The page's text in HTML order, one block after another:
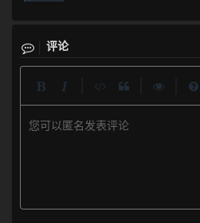
评论
您可以匿名发表评论